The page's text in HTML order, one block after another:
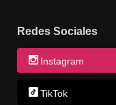
Redes Sociales
Instagram
TikTok